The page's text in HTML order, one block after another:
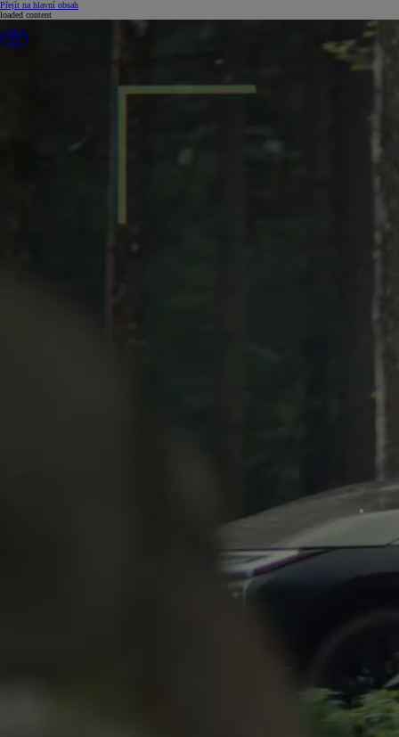
Přejít na hlavní obsah(Press Enter)
loaded content